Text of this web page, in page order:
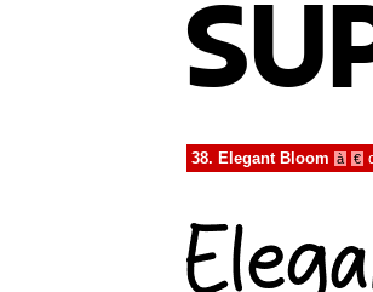
38. Elegant Bloom à €